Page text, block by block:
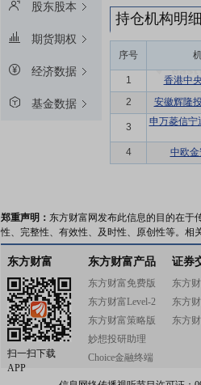
股东股本
期货期权
经济数据
基金数据
持仓机构明细
序号
1 香港中
2
安徽辉隆
3
申万菱信宁
4 中欧
郑重声明： 东方财富网发布此信息的目的在于
性、完整性、有效性、及时性、原创性等。相
东方财富
扫一扫下载
APP
东方财富产品
东方财富免费版
东方财富Level-2
东方财富策略版
妙想投研助理
Choice金融终端
证券
东方
东方
东方